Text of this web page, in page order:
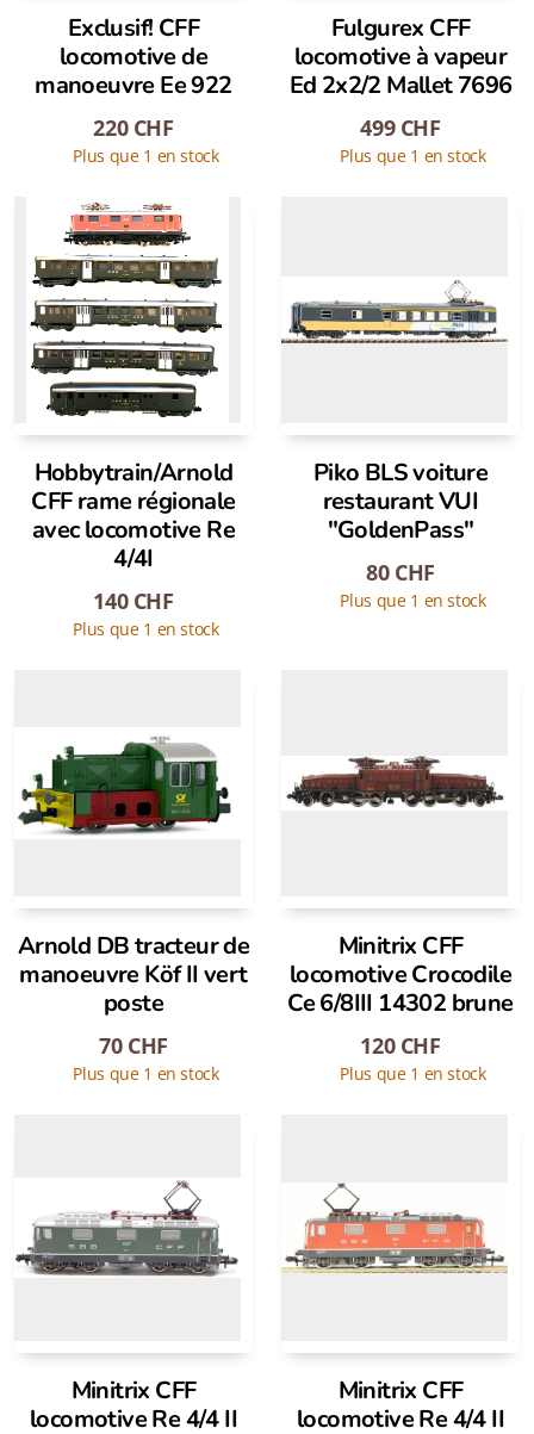
Exclusif! CFF
locomotive de
manoeuvre Ee 922
220CHF
Plus que 1 en stock
Fulgurex CFF
locomotive à vapeur
Ed 2x2/2 Mallet 7696
499CHF
Plus que 1 en stock
Hobbytrain/Arnold
CFF rame régionale
avec locomotive Re
4/4I
140CHF
Plus que 1 en stock
Piko BLS voiture
restaurant VUI
"GoldenPass"
80CHF
Plus que 1 en stock
Arnold DB tracteur de
manoeuvre Köf II vert
poste
70CHF
Plus que 1 en stock
Minitrix CFF
locomotive Crocodile
Ce 6/8III 14302 brune
120CHF
Plus que 1 en stock
Minitrix CFF
locomotive Re 4/4 II
Minitrix CFF
locomotive Re 4/4 II